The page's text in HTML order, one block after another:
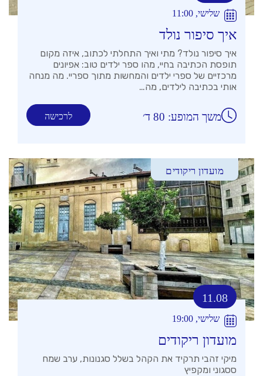
שלישי, 11:00
איך סיפור נולד
איך סיפור נולד? מתי ואיך התחלתי לכתוב, איזה מקום
תופסת הכתיבה בחיי, מהו ספר ילדים טוב: אפיונים
מרכזיים של ספרי ילדים והמחשות מתוך ספריי. מה מנחה
אותי בכתיבה לילדים, מה…
לרכישה משך המופע: 80 ד׳
מועדון ריקודים
11.08
שלישי, 19:00
מועדון ריקודים
מיקי זהבי תרקיד את הקהל בשלל סגנונות, ערב שמח
ססגוני ומקפיץ